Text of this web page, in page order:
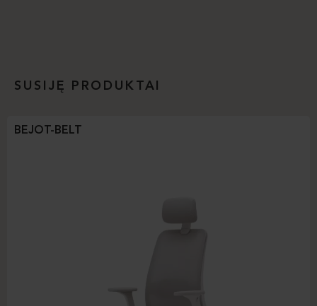
SUSIJĘ PRODUKTAI
BEJOT-BELT